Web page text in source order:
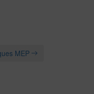
MEP